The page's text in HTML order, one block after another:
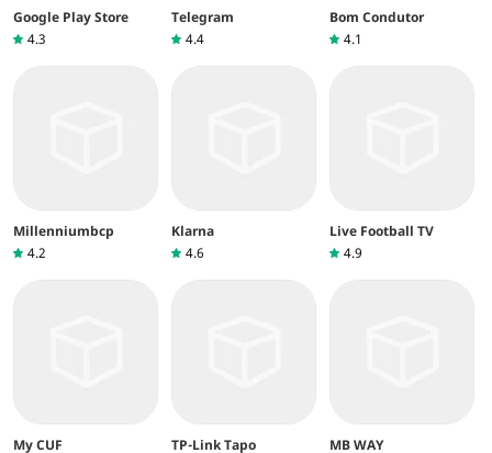
Google Play Store
4.3
Telegram
4.4
Bom Condutor
4.1
Millenniumbcp
4.2
Klarna
4.6
Live Football TV
4.9
My CUF TP-Link Tapo MB WAY